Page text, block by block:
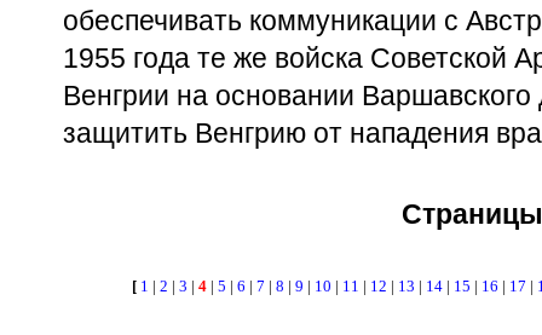
обеспечивать коммуникации с
1955 года те же войска Советской
Венгрии на основании Варшавского
защитить Венгрию от нападения
Страницы
[ 1 | 2 | 3 | 4 | 5 | 6 | 7 | 8 | 9 | 10 | 11 | 12 | 13 | 14 | 15 | 16 | 17 |